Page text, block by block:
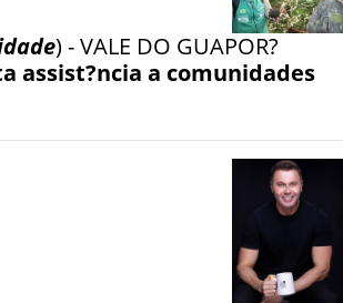
) - VALE DO GUAPOR?
assist?ncia a comunidades